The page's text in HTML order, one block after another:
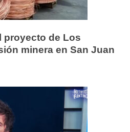
proyecto de Los
minera en San Juan